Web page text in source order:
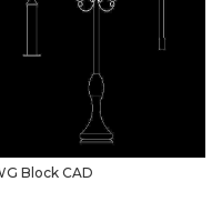
Block CAD